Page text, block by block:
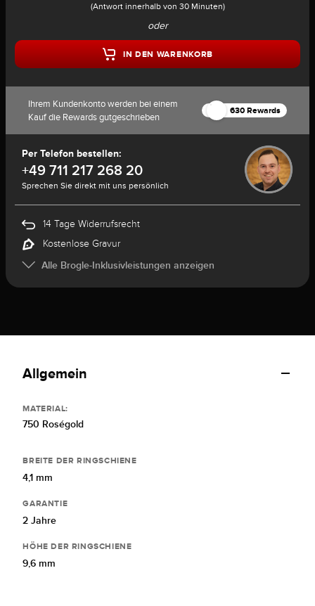
(Antwort innerhalb von 30 Minuten)
oder
IN DEN WARENKORB
Ihrem Kundenkonto werden bei einem
Kauf die Rewards gutgeschrieben
630 Rewards
Per Telefon bestellen:
+49 711 217 268 20
Sprechen Sie direkt mit uns persönlich
14 Tage Widerrufsrecht
Kostenlose Gravur
Alle Brogle-Inklusivleistungen anzeigen
Allgemein
MATERIAL:
750 Roségold
BREITE DER RINGSCHIENE
4,1 mm
GARANTIE
2 Jahre
HÖHE DER RINGSCHIENE
9,6 mm